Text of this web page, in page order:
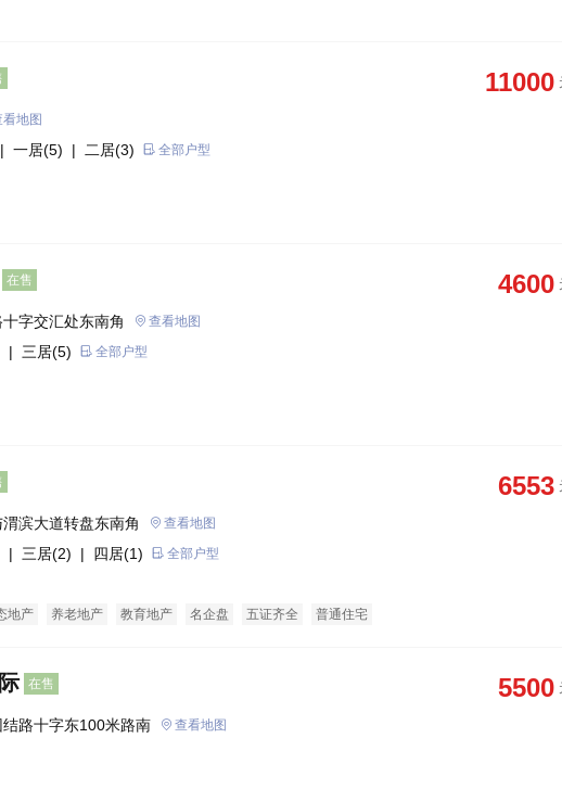
11000
看地图
一居(5) | 二居(3) 全部户型
在售 4600
字交汇处东南角 查看地图
| 三居(5) 全部户型
6553
滨大道转盘东南角 查看地图
| 三居(2) | 四居(1) 全部户型
地产 养老地产 教育地产 名企盘 五证齐全 普通住宅
在售 5500
路十字东100米路南 查看地图